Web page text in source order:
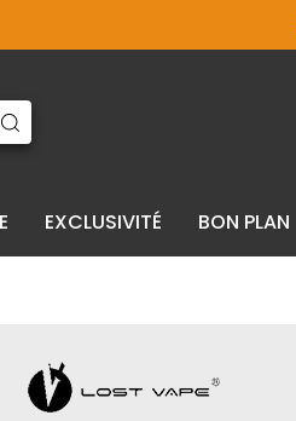
EXCLUSIVITÉ BON PLAN